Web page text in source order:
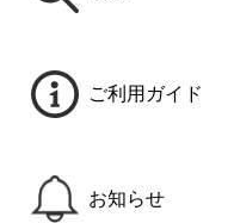
ご利用ガイド
お知らせ